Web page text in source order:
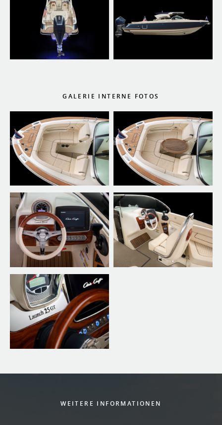
GALERIE INTERNE FOTOS
WEITERE INFORMATIONEN